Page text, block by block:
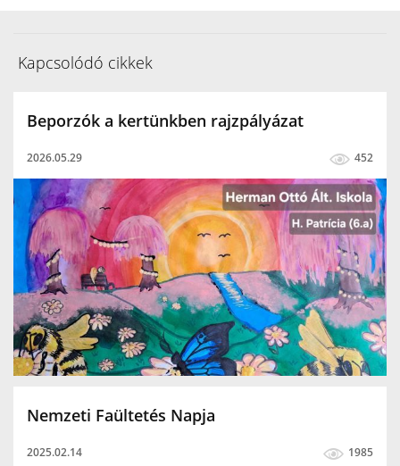
Kapcsolódó cikkek
Beporzók a kertünkben rajzpályázat
2026.05.29 452
Nemzeti Faültetés Napja
2025.02.14 1985